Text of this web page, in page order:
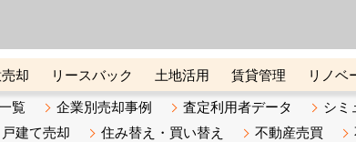
却 リースバック 土地活用 賃貸管理 リノベ
ニー オンライン講座 リビンマガジンBiz 不動
覧 企業別売却事例 査定利用者データ
シミ
戸建て売却 住み替え・買い替え 不動産売買